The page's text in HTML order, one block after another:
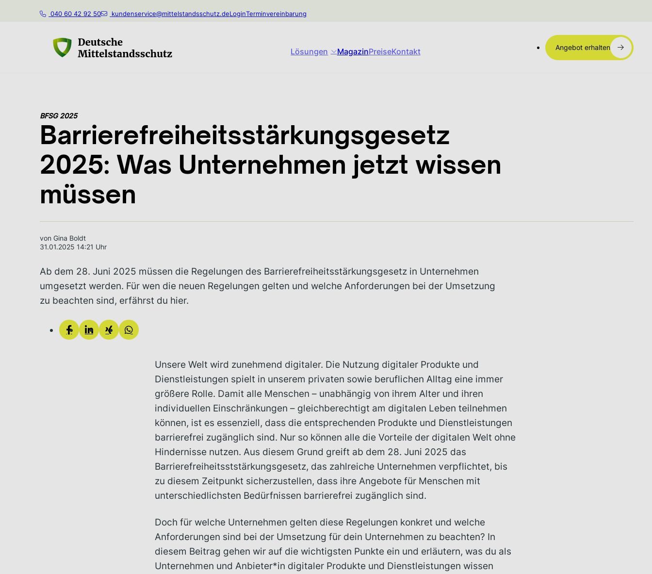
040 60 42 92 50 kundenservice@mittelstandsschutz.deLoginTerminvereinbarung
Lösungen MagazinPreiseKontakt Angebot erhalten
BFSG 2025
Barrierefreiheitsstärkungsgesetz
2025: Was Unternehmen jetzt wissen
müssen
von Gina Boldt
31.01.2025 14:21 Uhr
Ab dem 28. Juni 2025 müssen die Regelungen des Barrierefreiheitsstärkungsgesetz in Unternehmen
umgesetzt werden. Für wen die neuen Regelungen gelten und welche Anforderungen bei der Umsetzung
zu beachten sind, erfährst du hier.
Unsere Welt wird zunehmend digitaler. Die Nutzung digitaler Produkte und
Dienstleistungen spielt in unserem privaten sowie beruflichen Alltag eine immer
größere Rolle. Damit alle Menschen – unabhängig von ihrem Alter und ihren
individuellen Einschränkungen – gleichberechtigt am digitalen Leben teilnehmen
können, ist es essenziell, dass die entsprechenden Produkte und Dienstleistungen
barrierefrei zugänglich sind. Nur so können alle die Vorteile der digitalen Welt ohne
Hindernisse nutzen. Aus diesem Grund greift ab dem 28. Juni 2025 das
Barrierefreiheitsststärkungsgesetz, das zahlreiche Unternehmen verpflichtet, bis
zu diesem Zeitpunkt sicherzustellen, dass ihre Angebote für Menschen mit
unterschiedlichsten Bedürfnissen barrierefrei zugänglich sind.
Doch für welche Unternehmen gelten diese Regelungen konkret und welche
Anforderungen sind bei der Umsetzung für dein Unternehmen zu beachten? In
diesem Beitrag gehen wir auf die wichtigsten Punkte ein und erläutern, was du als
Unternehmen und Anbieter*in digitaler Produkte und Dienstleistungen wissen